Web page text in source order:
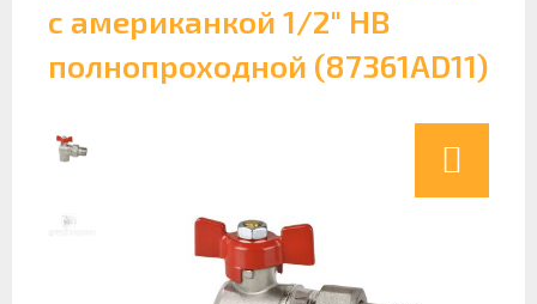
с американкой 1/2" НВ
полнопроходной (87361AD11)